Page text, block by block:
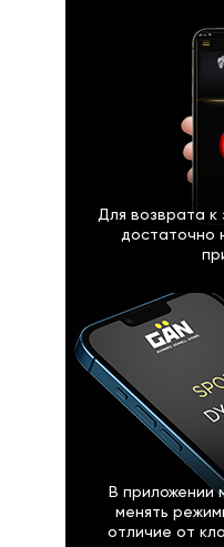
Для возврата к
достаточно
В приложении
менять
отличие от